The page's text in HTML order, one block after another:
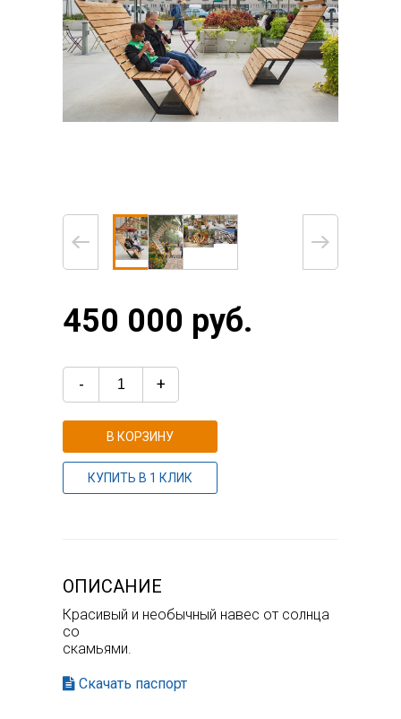
450 000 руб.
- +
В КОРЗИНУ
КУПИТЬ В 1 КЛИК
ОПИСАНИЕ
Красивый и необычный навес от солнца
со
скамьями.
Скачать паспорт